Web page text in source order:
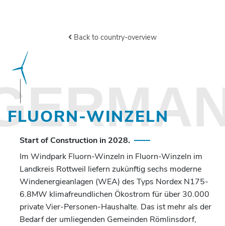
Back to country-overview
FLUORN-WINZELN
Start of Construction in 2028.
Im Windpark Fluorn-Winzeln in Fluorn-Winzeln im
Landkreis Rottweil liefern zukünftig sechs moderne
Windenergieanlagen (WEA) des Typs Nordex N175-
6.8MW klimafreundlichen Ökostrom für über 30.000
private Vier-Personen-Haushalte. Das ist mehr als der
Bedarf der umliegenden Gemeinden Römlinsdorf,